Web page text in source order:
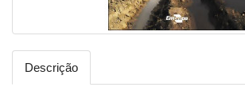
Descrição